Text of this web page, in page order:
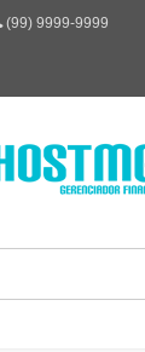
(99) 9999-9999